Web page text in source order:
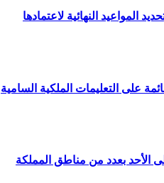
المواعيد النهائية لاعتمادها
على التعليمات الملكية السامية
الأحد بعدد من مناطق المملكة